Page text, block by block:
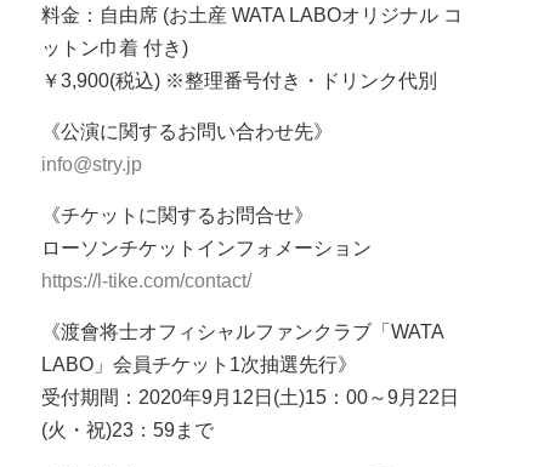
料金：自由席 (お土産 WATA LABOオリジナル コ
ットン巾着 付き)
￥3,900(税込) ※整理番号付き・ドリンク代別
《公演に関するお問い合わせ先》
info@stry.jp
《チケットに関するお問合せ》
ローソンチケットインフォメーション
https://l-tike.com/contact/
《渡會将士オフィシャルファンクラブ「WATA
LABO」会員チケット1次抽選先行》
受付期間：2020年9月12日(土)15：00～9月22日
(火・祝)23：59まで